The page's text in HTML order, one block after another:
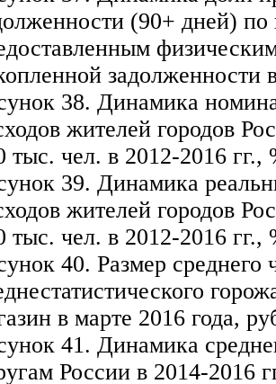
(90+ дней) по
задолженности
38. Динамика
жителей городов
тыс. чел. в 2012-2016 гг.,
39. Динамика
жителей городов
тыс. чел. в 2012-2016 гг.,
40. Размер среднего
в марте 2016 года,
41. Динамика
России в 2014-2016